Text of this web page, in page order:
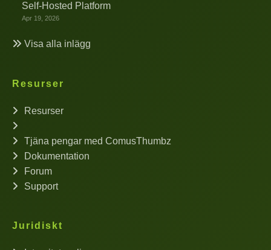
Self-Hosted Platform
Apr 19, 2026
Visa alla inlägg
Resurser
Resurser
Tjäna pengar med ComusThumbz
Dokumentation
Forum
Support
Juridiskt